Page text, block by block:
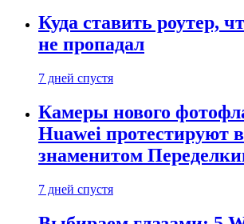
Куда ставить роутер,
не пропадал
7 дней спустя
Камеры нового
Huawei протестируют в
знаменитом
7 дней спустя